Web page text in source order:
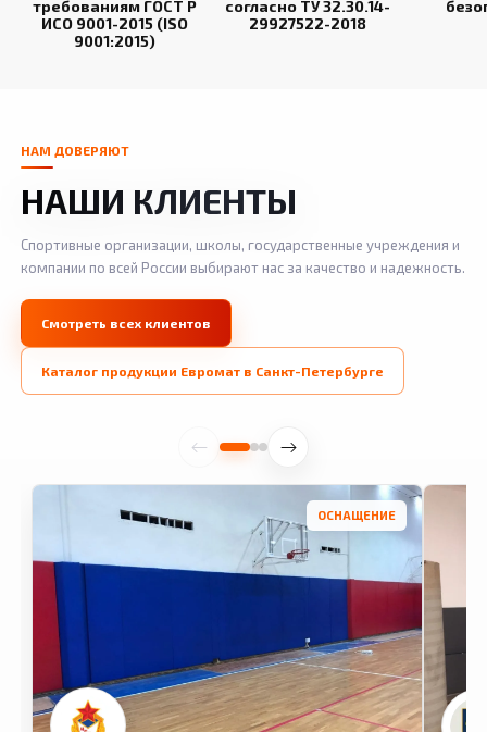
требованиям ГОСТ Р
ИСО 9001-2015 (ISO
9001:2015)
согласно ТУ 32.30.14-
29927522-2018
НАМ ДОВЕРЯЮТ
НАШИ КЛИЕНТЫ
Спортивные организации, школы, государственные учреждения и
компании по всей России выбирают нас за качество и надежность.
Смотреть всех клиентов
Каталог продукции Евромат в Санкт-Петербурге
ОСНАЩЕНИЕ